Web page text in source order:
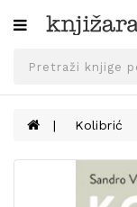
Kategorije
SVEUČILIŠNA
UDŽBENICI
KNJIGE
PRIBOR
Kolibrić